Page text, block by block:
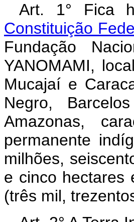
Art. 1° Fica
Constituição
Fundação
YANOMAMI,
Mucajaí e
Negro,
Amazonas,
permanente
milhões,
e cinco hectares
(três mil,